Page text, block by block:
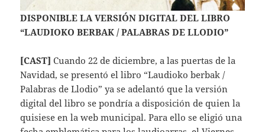
DISPONIBLE LA VERSIÓN DIGITAL DEL LIBRO
“LAUDIOKO BERBAK / PALABRAS DE LLODIO”
[CAST] Cuando 22 de diciembre, a las puertas de la
Navidad, se presentó el libro “Laudioko berbak /
Palabras de Llodio” ya se adelantó que la versión
digital del libro se pondría a disposición de quien la
quisiese en la web municipal. Para ello se eligió una